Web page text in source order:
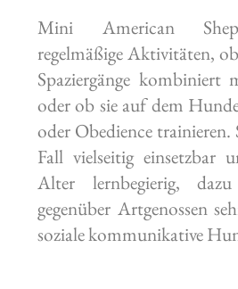
Mini American
regelmäßige Aktivitäten,
Spaziergänge kombiniert
oder ob sie auf dem
oder Obedience trainieren.
Fall vielseitig einsetzbar
Alter lernbegierig,
gegenüber Artgenossen
soziale kommunikative